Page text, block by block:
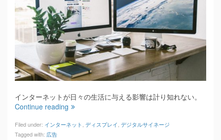
インターネットが日々の生活に与える影響は計り知れない。
Continue reading
Filed under: インターネット ディスプレイ デジタルサイネージ
Tagged with: 広告